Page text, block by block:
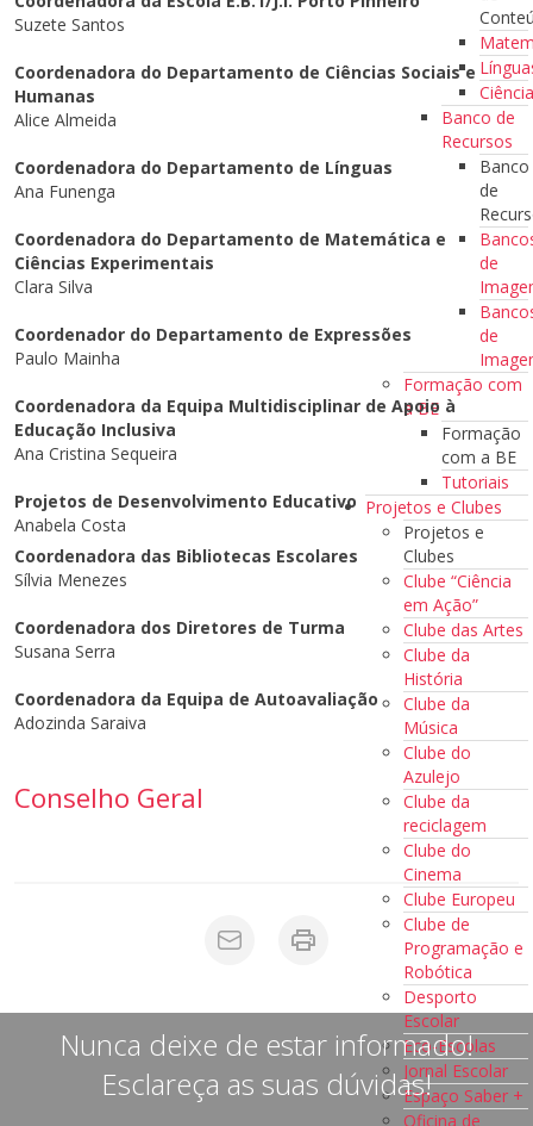
Banco de
Recursos
Banco
de
de
de
Formação com
a BE
Formação
com a BE
Tutoriais
Projetos e Clubes
Projetos e
Clubes
Clube “Ciência
em Ação”
Clube das Artes
Clube da
História
Clube da
Música
Clube do
Azulejo
Clube da
reciclagem
Clube do
Cinema
Clube Europeu
Clube de
Programação e
Robótica
Desporto
Escolar
Eco-Escolas
Jornal Escolar
Espaço Saber +
Oficina de
Suzete Santos
Coordenadora do Departamento de Ciências Sociais e
Humanas
Alice Almeida
Coordenadora do Departamento de Línguas
Ana Funenga
Coordenadora do Departamento de Matemática e
Ciências Experimentais
Clara Silva
Coordenador do Departamento de Expressões
Paulo Mainha
Coordenadora da Equipa Multidisciplinar de Apoio à
Educação Inclusiva
Ana Cristina Sequeira
Projetos de Desenvolvimento Educativo
Anabela Costa
Coordenadora das Bibliotecas Escolares
Sílvia Menezes
Coordenadora dos Diretores de Turma
Susana Serra
Coordenadora da Equipa de Autoavaliação
Adozinda Saraiva
Conselho Geral
Nunca deixe de estar informado!
Esclareça as suas dúvidas!